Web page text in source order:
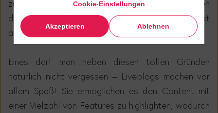
Cookie-Einstellungen
Akzeptieren Ablehnen
zu zeigen, der sie interessiert. Liveblogs bieten
dafür eine erstklassige Methode diese Daten direkt
aus der Quelle zu sammeln.
Eines darf man neben diesen tollen Gründen
natürlich nicht vergessen – Liveblogs machen vor
allem Spaß! Sie ermöglichen es den Content mit
einer Vielzahl von Features zu highlighten, wodurch